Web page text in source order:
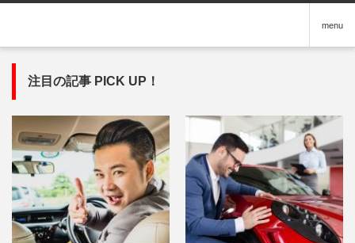
menu
注目の記事 PICK UP！